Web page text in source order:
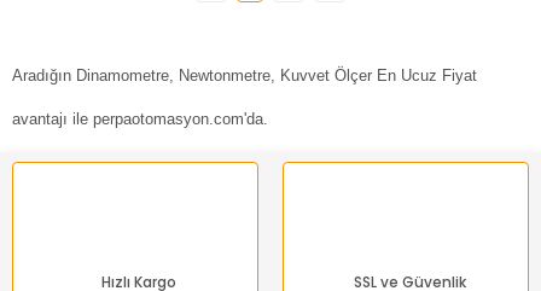
Aradığın Dinamometre, Newtonmetre, Kuvvet Ölçer En Ucuz Fiyat
avantajı ile perpaotomasyon.com'da.
Hızlı Kargo SSL ve Güvenlik